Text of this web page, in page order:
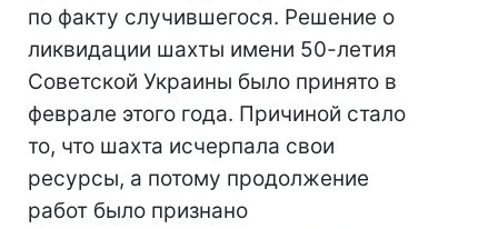
по факту случившегося. Решение о
ликвидации шахты имени 50-летия
Советской Украины было принято в
феврале этого года. Причиной стало
то, что шахта исчерпала свои
ресурсы, а потому продолжение
работ было признано